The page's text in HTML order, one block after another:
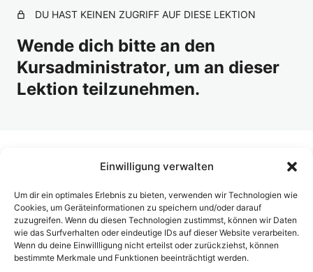
Einwilligung verwalten
Um dir ein optimales Erlebnis zu bieten, verwenden wir Technologien wie
Cookies, um Geräteinformationen zu speichern und/oder darauf
zuzugreifen. Wenn du diesen Technologien zustimmst, können wir Daten
wie das Surfverhalten oder eindeutige IDs auf dieser Website verarbeiten.
Wenn du deine Einwillligung nicht erteilst oder zurückziehst, können
bestimmte Merkmale und Funktionen beeinträchtigt werden.
5 Lektionen
START"
Die perfekte Start-Vorbereitung
Deine tägliche Routine im Businessaufbau
Level 2 erfolgreich gemeistert – du hast geliefert
Level 3 – Team-Building
8 Lektionen
Level 4 – Team-Führung vom Starter
DU HAST KEINEN ZUGRIFF AUF DIESE LEKTION
Wende dich bitte an den
Kursadministrator, um an dieser
Lektion teilzunehmen.
Bitten zuerst einloggen, um diese Inhalte zu
Vorherige(s) Nächste(s)